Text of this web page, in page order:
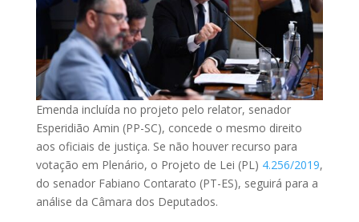
Emenda incluída no projeto pelo relator, senador
Esperidião Amin (PP-SC), concede o mesmo direito
aos oficiais de justiça. Se não houver recurso para
votação em Plenário, o Projeto de Lei (PL) 4.256/2019,
do senador Fabiano Contarato (PT-ES), seguirá para a
análise da Câmara dos Deputados.